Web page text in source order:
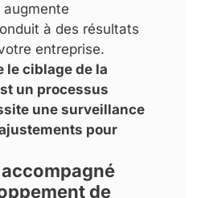
à des résultats
entreprise.
le ciblage de la
un processus
une surveillance
pour
de